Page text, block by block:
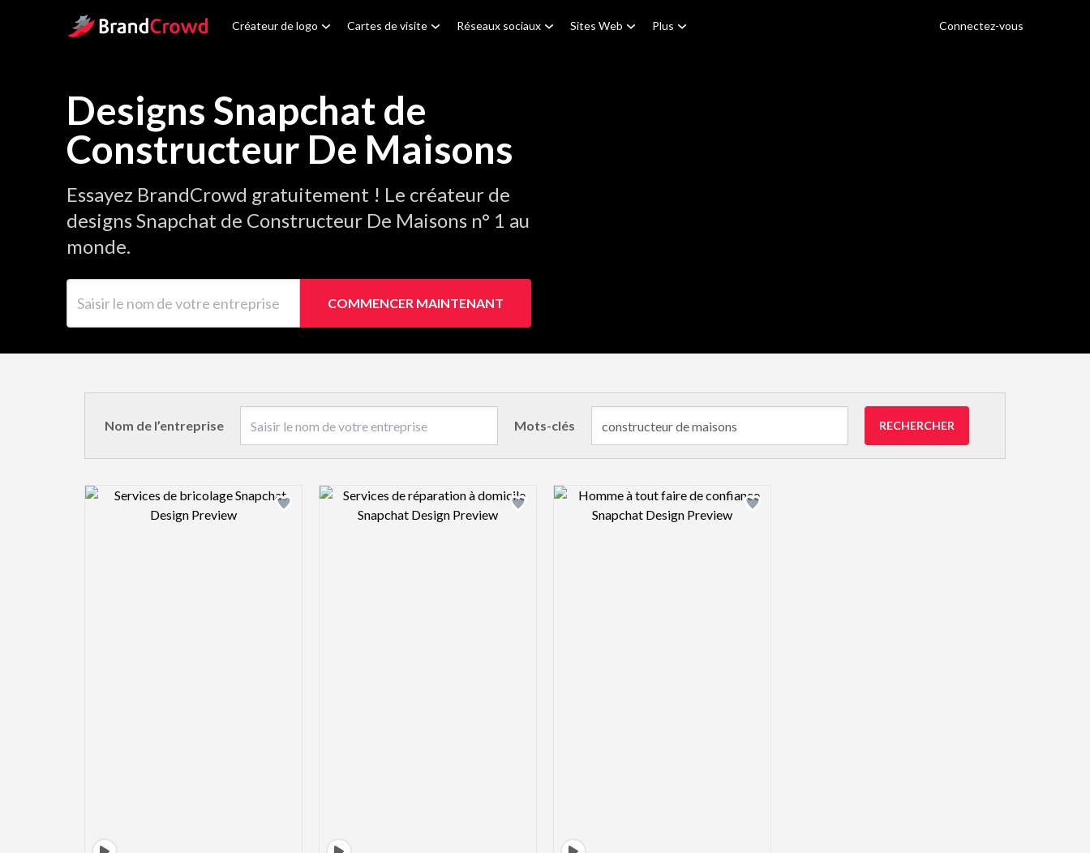
Site Logo Créateur de logo Cartes de visite Réseaux sociaux Sites Web Plus Connectez-vous
Designs Snapchat de
Constructeur De Maisons
Essayez BrandCrowd gratuitement ! Le créateur de
designs Snapchat de Constructeur De Maisons n° 1 au
monde.
COMMENCER MAINTENANT
Nom de l’entreprise Mots-clés RECHERCHER
Design preview image Design preview image Design preview image